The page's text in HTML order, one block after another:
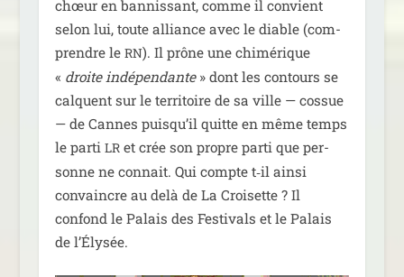
chœur en ban­nis­sant, comme il convient
selon lui, toute alliance avec le diable (com­
prendre le RN). Il prône une chi­mé­rique
« droite indé­pen­dante» dont les contours se
calquent sur le ter­ri­toire de sa ville — cos­sue
— de Cannes puis­qu’il quitte en même temps
le par­ti LRet crée son propre par­ti que per­
sonne ne connait. Qui compte t‑il ain­si
convaincre au delà de La Croisette ? Il
confond le Palais des Festivals et le Palais
de l’Élysée.